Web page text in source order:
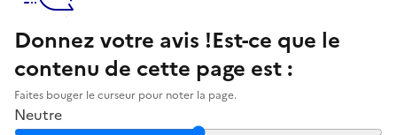
Donnez votre avis !Est-ce que le
contenu de cette page est :
Faites bouger le curseur pour noter la page.
Neutre